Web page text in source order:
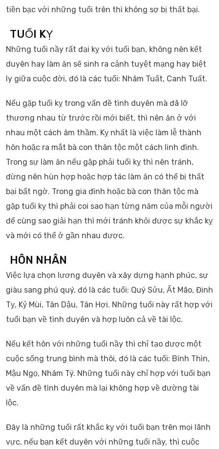
tiền bạc với những tuổi trên thì không sợ bị thất bại.
TUỔI KỴ
Những tuổi nầy rất đại kỵ với tuổi bạn, không nên kết
duyên hay làm ăn sẽ sinh ra cảnh tuyệt mạng hay biệt
ly giữa cuộc đời, đó là các tuổi: Nhâm Tuất, Canh Tuất.
Nếu gặp tuổi kỵ trong vấn đề tình duyên mà đã lỡ
thương nhau từ trước rồi mới biết, thì nên ăn ở với
nhau một cách âm thầm. Kỵ nhất là việc làm lễ thành
hôn hoặc ra mắt bà con thân tộc một cách linh đình.
Trong sự làm ăn nếu gặp phải tuổi kỵ thì nên tránh,
đừng nên hùn hợp hoặc hợp tác làm ăn có thể bị thất
bại bất ngờ. Trong gia đình hoặc bà con thân tộc mà
gặp tuổi kỵ thì phải coi sao hạn từng năm của mỗi người
để cùng sao giải hạn thì mới tránh khỏi được sự khắc kỵ
và mới có thể ở gần nhau được.
HÔN NHÂN
Việc lựa chọn lương duyên và xây dựng hạnh phúc, sự
giàu sang phú quý, đó là các tuổi: Quý Sửu, Ất Mão, Đinh
Tỵ, Kỷ Mùi, Tân Dậu, Tân Hợi. Những tuổi này rất hợp với
tuổi bạn về tình duyên và hợp luôn cả về tài lộc.
Nếu kết hôn với những tuổi nầy thì chỉ tạo được một
cuộc sống trung bình mà thôi, đó là các tuổi: Bính Thìn,
Mậu Ngọ, Nhâm Tý. Những tuổi này chỉ hợp với tuổi bạn
về vấn đề tình duyên mà lại không hợp về đường tài
lộc.
Đây là những tuổi rất khắc kỵ với tuổi bạn trên mọi lãnh
vực, nếu bạn kết duyên với những tuổi nầy, thì cuộc